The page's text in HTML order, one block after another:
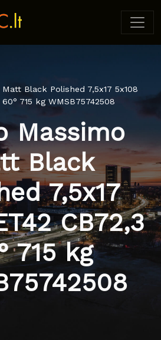
Black Polished 7,5x17 5x108
60° 715 kg WMSB75742508
Massimo
Black
7,5x17
CB72,3
715 kg